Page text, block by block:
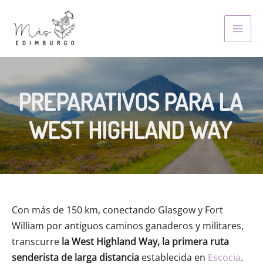
content
PREPARATIVOS PARA LA
WEST HIGHLAND WAY
Con más de 150 km, conectando Glasgow y Fort
William por antiguos caminos ganaderos y militares,
transcurre la West Highland Way, la primera ruta
senderista de larga distancia establecida en Escocia.